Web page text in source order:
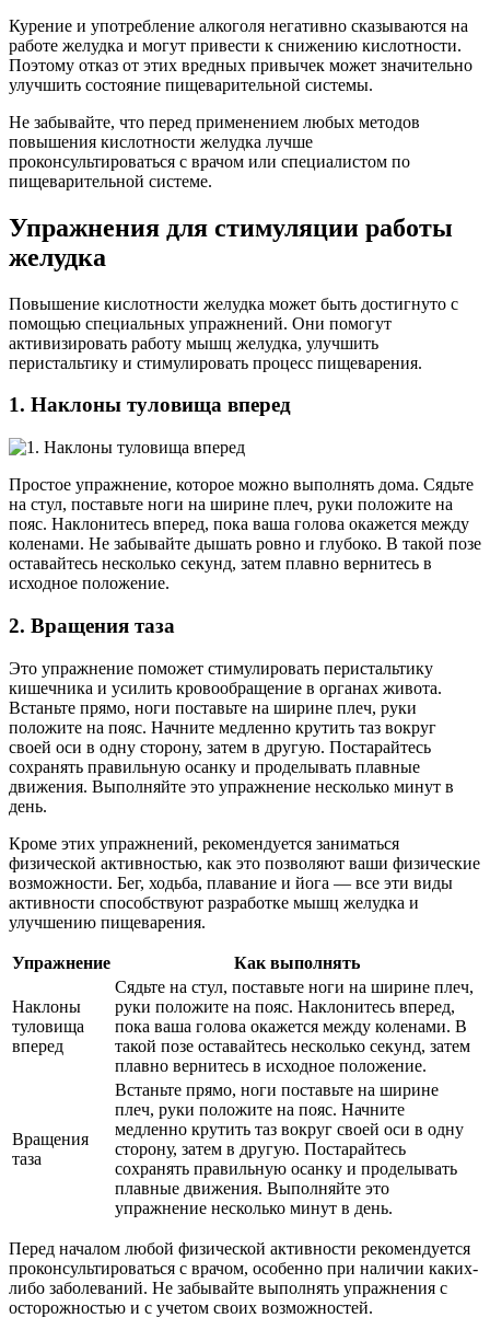
Курение и употребление алкоголя негативно сказываются на
работе желудка и могут привести к снижению кислотности.
Поэтому отказ от этих вредных привычек может значительно
улучшить состояние пищеварительной системы.
Не забывайте, что перед применением любых методов
повышения кислотности желудка лучше
проконсультироваться с врачом или специалистом по
пищеварительной системе.
Упражнения для стимуляции работы
желудка
Повышение кислотности желудка может быть достигнуто с
помощью специальных упражнений. Они помогут
активизировать работу мышц желудка, улучшить
перистальтику и стимулировать процесс пищеварения.
1. Наклоны туловища вперед
Простое упражнение, которое можно выполнять дома. Сядьте
на стул, поставьте ноги на ширине плеч, руки положите на
пояс. Наклонитесь вперед, пока ваша голова окажется между
коленами. Не забывайте дышать ровно и глубоко. В такой позе
оставайтесь несколько секунд, затем плавно вернитесь в
исходное положение.
2. Вращения таза
Это упражнение поможет стимулировать перистальтику
кишечника и усилить кровообращение в органах живота.
Встаньте прямо, ноги поставьте на ширине плеч, руки
положите на пояс. Начните медленно крутить таз вокруг
своей оси в одну сторону, затем в другую. Постарайтесь
сохранять правильную осанку и проделывать плавные
движения. Выполняйте это упражнение несколько минут в
день.
Кроме этих упражнений, рекомендуется заниматься
физической активностью, как это позволяют ваши физические
возможности. Бег, ходьба, плавание и йога — все эти виды
активности способствуют разработке мышц желудка и
улучшению пищеварения.
Упражнение Как выполнять
Наклоны
туловища
вперед
Сядьте на стул, поставьте ноги на ширине плеч,
руки положите на пояс. Наклонитесь вперед,
пока ваша голова окажется между коленами. В
такой позе оставайтесь несколько секунд, затем
плавно вернитесь в исходное положение.
Вращения
таза
Встаньте прямо, ноги поставьте на ширине
плеч, руки положите на пояс. Начните
медленно крутить таз вокруг своей оси в одну
сторону, затем в другую. Постарайтесь
сохранять правильную осанку и проделывать
плавные движения. Выполняйте это
упражнение несколько минут в день.
Перед началом любой физической активности рекомендуется
проконсультироваться с врачом, особенно при наличии каких-
либо заболеваний. Не забывайте выполнять упражнения с
осторожностью и с учетом своих возможностей.